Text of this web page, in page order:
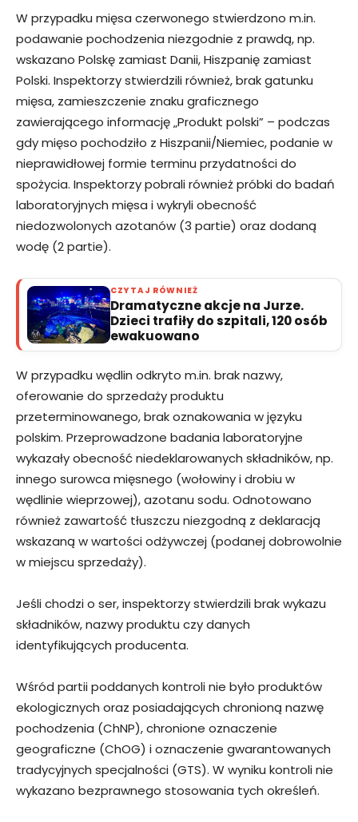
W przypadku mięsa czerwonego stwierdzono m.in.
podawanie pochodzenia niezgodnie z prawdą, np.
wskazano Polskę zamiast Danii, Hiszpanię zamiast
Polski. Inspektorzy stwierdzili również, brak gatunku
mięsa, zamieszczenie znaku graficznego
zawierającego informację „Produkt polski” – podczas
gdy mięso pochodziło z Hiszpanii/Niemiec, podanie w
nieprawidłowej formie terminu przydatności do
spożycia. Inspektorzy pobrali również próbki do badań
laboratoryjnych mięsa i wykryli obecność
niedozwolonych azotanów (3 partie) oraz dodaną
wodę (2 partie).
CZYTAJ RÓWNIEŻ
Dramatyczne akcje na Jurze.
Dzieci trafiły do szpitali, 120 osób
ewakuowano
W przypadku wędlin odkryto m.in. brak nazwy,
oferowanie do sprzedaży produktu
przeterminowanego, brak oznakowania w języku
polskim. Przeprowadzone badania laboratoryjne
wykazały obecność niedeklarowanych składników, np.
innego surowca mięsnego (wołowiny i drobiu w
wędlinie wieprzowej), azotanu sodu. Odnotowano
również zawartość tłuszczu niezgodną z deklaracją
wskazaną w wartości odżywczej (podanej dobrowolnie
w miejscu sprzedaży).
Jeśli chodzi o ser, inspektorzy stwierdzili brak wykazu
składników, nazwy produktu czy danych
identyfikujących producenta.
Wśród partii poddanych kontroli nie było produktów
ekologicznych oraz posiadających chronioną nazwę
pochodzenia (ChNP), chronione oznaczenie
geograficzne (ChOG) i oznaczenie gwarantowanych
tradycyjnych specjalności (GTS). W wyniku kontroli nie
wykazano bezprawnego stosowania tych określeń.